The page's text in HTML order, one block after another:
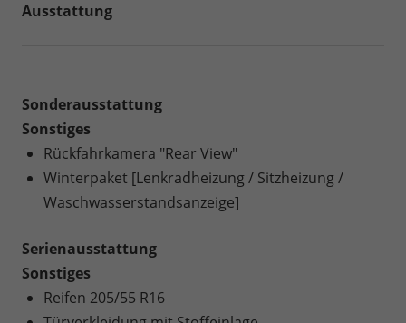
Ausstattung
Sonderausstattung
Sonstiges
Rückfahrkamera "Rear View"
Winterpaket [Lenkradheizung / Sitzheizung /
Waschwasserstandsanzeige]
Serienausstattung
Sonstiges
Reifen 205/55 R16